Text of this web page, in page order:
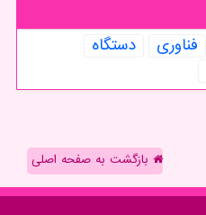
فناوری
دستگاه
بازگشت به صفحه اصلی